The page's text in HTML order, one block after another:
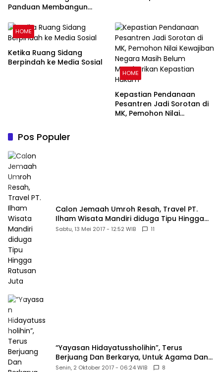
Panduan Membangun
Perspektif Islam
HOME
Ketika Ruang Sidang
Berpindah ke Media Sosial
HOME
Kepastian Pendanaan
Pesantren Jadi Sorotan di
MK, Pemohon Nilai
Pos Populer
Calon Jemaah Umroh Resah, Travel PT.
Ilham Wisata Mandiri diduga Tipu Hingga
Ratusan Juta
Sabtu, 13 Mei 2017 - 12:52 WIB 11
“Yayasan Hidayatussholihin”, Terus
Berjuang Dan Berkarya, Untuk Agama Dan
Bangsa
Senin, 2 Oktober 2017 - 06:24 WIB 8